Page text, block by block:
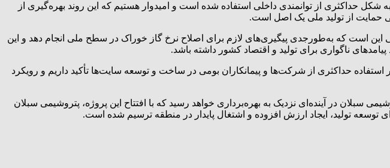
این پروژه به شکل حداکثری از توانمندی داخلی استفاده شده است و امیدوار هستیم که این روند بهره‌گیری از
حمایت از تولید ملی یک اصل است.
است که به‌طورجدی پیگیری‌های لازم برای اصلاح نرخ گاز خوراک در سطح ملی انجام دهد و این
ناگواری برای تولید و اقتصاد کشور داشته باشد.
حداکثری از شرکت‌ها و پیمانکاران بومی در ساخت و توسعه سایت‌ها تأکید داریم و رویکرد
کرد: خوشبختانه روند تکمیل پروژه به‌خوبی در حال انجام است و ان‌شاءالله پروژه سایت ۲ پتروشیمی سبلان در آینده‌ای نزدیک به بهره‌برداری خواهد رسید که با افتتاح این پروژه، پتروشیمی سبلان
توسعه تولید، ایجاد ارزش افزوده و اشتغال پایدار در منطقه ترسیم شده است.